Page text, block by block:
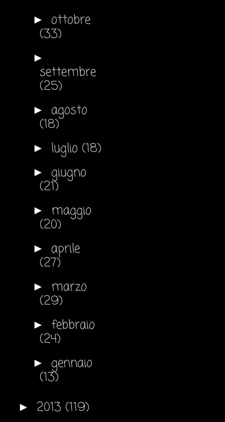
► ottobre
(33)
►
settembre
(25)
► agosto
(18)
► luglio (18)
► giugno
(21)
► maggio
(20)
► aprile
(27)
► marzo
(29)
► febbraio
(24)
► gennaio
(13)
► 2013 (119)